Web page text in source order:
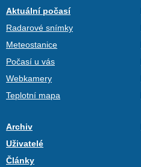
Aktuální počasí
Radarové snímky
Meteostanice
Počasí u vás
Webkamery
Teplotní mapa
Archiv
Uživatelé
Články